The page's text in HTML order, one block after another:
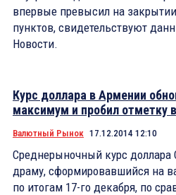
впервые превысил на
пунктов, свидетельствуют
Новости.
Курс доллара в Армении
максимум и пробил отметку
Валютный Рынок 17.12.2014 12:10
Среднерыночный курс
драму, сформировавшийся на
по итогам 17-го декабря, по